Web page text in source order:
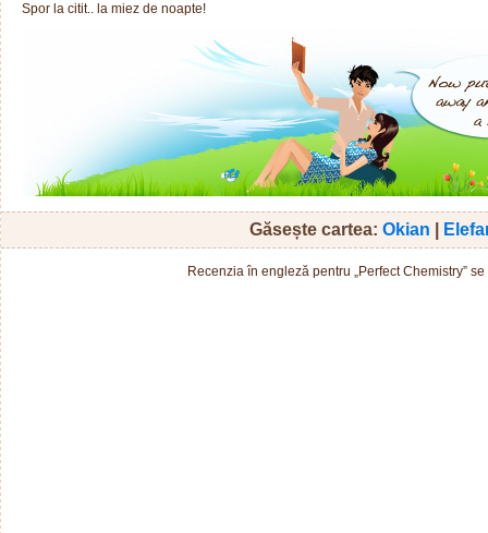
Spor la citit.. la miez de noapte!
Găsește cartea: Okian
Recenzia în engleză pentru „Perfect Chemistry”